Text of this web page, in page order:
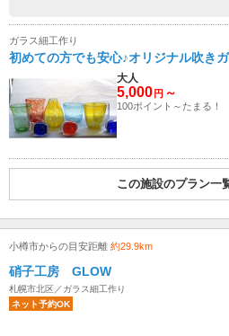
ガラス細工作り
初めての方でも安心♪オリジナル吹き
大人
5,000 円 ～
100ポイント～たまる！
この施設のプラン一
小樽市からの目安距離 約29.9km
硝子工房 GLOW
札幌市北区／ガラス細工作り
ネット予約OK